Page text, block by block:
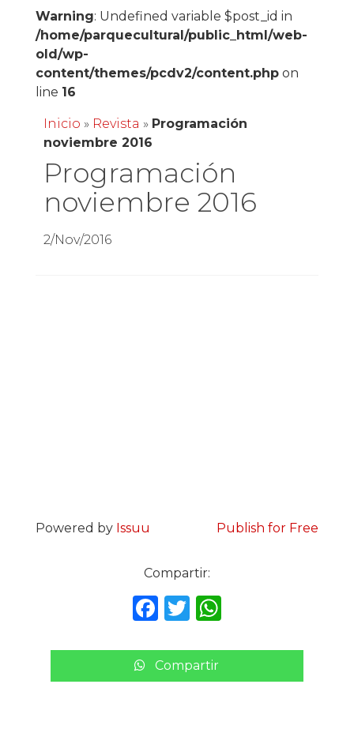
Warning: Undefined variable $post_id in
/home/parquecultural/public_html/web-
old/wp-
content/themes/pcdv2/content.phpon
line 16
Inicio » Revista » Programación
noviembre 2016
Programación
noviembre 2016
2/Nov/2016
Powered by Issuu Publish for Free
Compartir:
F
c
e
T
it
te
W
a
ts
Compartir